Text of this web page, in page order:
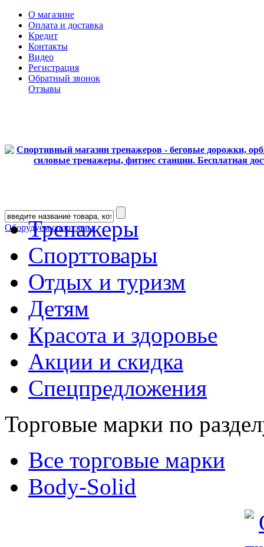
О магазине
Оплата и доставка
Кредит
Контакты
Видео
Регистрация
Обратный звонок
Отзывы
Оборудуем спортзалы
Тренажеры
Спорттовары
Отдых и туризм
Детям
Красота и здоровье
Акции и скидка
Спецпредложения
Торговые марки по
Все торговые марки
Body-Solid